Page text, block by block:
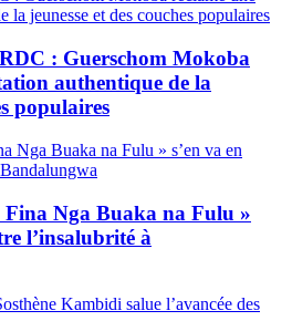
: Guerschom Mokoba
authentique de la
populaires
Fina Nga Buaka na Fulu »
l’insalubrité à